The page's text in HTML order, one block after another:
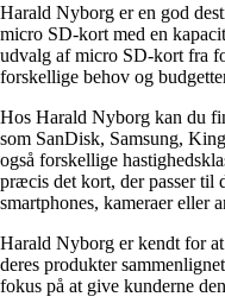
Harald Nyborg er en god
micro SD-kort med en
udvalg af micro SD-kort fra
forskellige behov og
Hos Harald Nyborg kan du
som SanDisk, Samsung,
også forskellige
præcis det kort, der passer til
smartphones, kameraer eller
Harald Nyborg er kendt for
deres produkter
fokus på at give kunderne